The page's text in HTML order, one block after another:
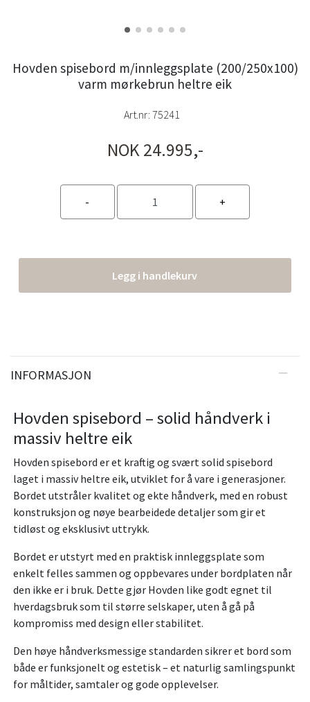
Hovden spisebord m/innleggsplate (200/250x100)
varm mørkebrun heltre eik
Art.nr: 75241
NOK 24.995,-
Legg i handlekurv
INFORMASJON
Hovden spisebord – solid håndverk i
massiv heltre eik
Hovden spisebord er et kraftig og svært solid spisebord
laget i massiv heltre eik, utviklet for å vare i generasjoner.
Bordet utstråler kvalitet og ekte håndverk, med en robust
konstruksjon og nøye bearbeidede detaljer som gir et
tidløst og eksklusivt uttrykk.
Bordet er utstyrt med en praktisk innleggsplate som
enkelt felles sammen og oppbevares under bordplaten når
den ikke er i bruk. Dette gjør Hovden like godt egnet til
hverdagsbruk som til større selskaper, uten å gå på
kompromiss med design eller stabilitet.
Den høye håndverksmessige standarden sikrer et bord som
både er funksjonelt og estetisk – et naturlig samlingspunkt
for måltider, samtaler og gode opplevelser.